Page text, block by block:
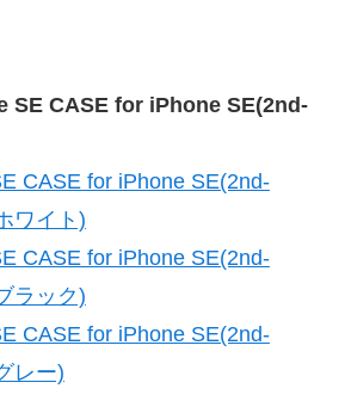
SE CASE for iPhone SE(2nd-
CASE for iPhone SE(2nd-
ワイト)
CASE for iPhone SE(2nd-
ラック)
CASE for iPhone SE(2nd-
レー)